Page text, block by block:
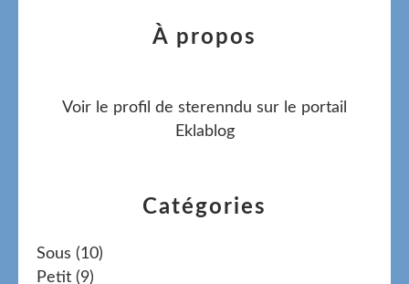
Catégories
Sous (10)
Petit (9)
À propos
Voir le profil de sterenndu sur le portail
Eklablog